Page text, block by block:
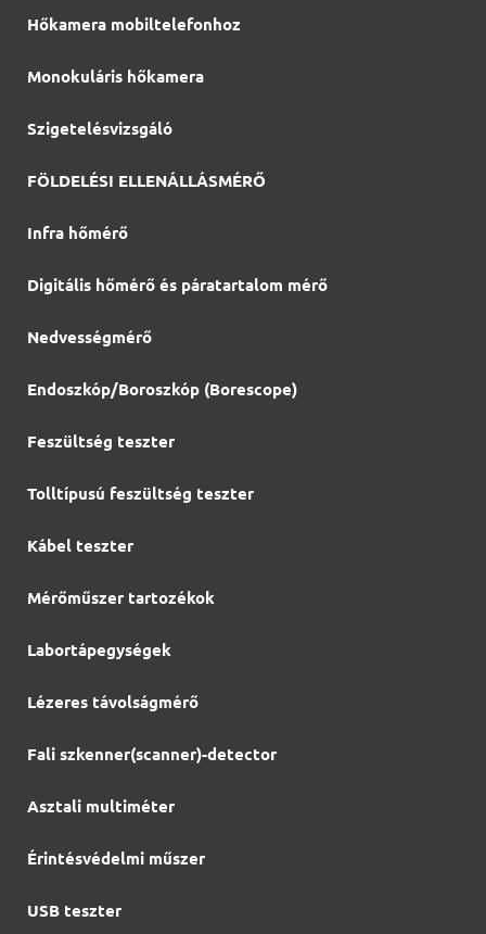
Hőkamera mobiltelefonhoz
Monokuláris hőkamera
Szigetelésvizsgáló
FÖLDELÉSI ELLENÁLLÁSMÉRŐ
Infra hőmérő
Digitális hőmérő és páratartalom mérő
Nedvességmérő
Endoszkóp/Boroszkóp (Borescope)
Feszültség teszter
Tolltípusú feszültség teszter
Kábel teszter
Mérőműszer tartozékok
Labortápegységek
Lézeres távolságmérő
Fali szkenner(scanner)-detector
Asztali multiméter
Érintésvédelmi műszer
USB teszter